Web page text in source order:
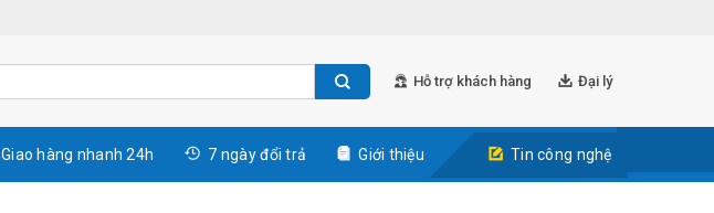
Hỗ trợ khách hàng Đại lý
Giao hàng nhanh 24h 7 ngày đổi trả Giới thiệu Tin công nghệ